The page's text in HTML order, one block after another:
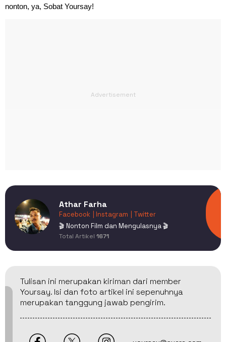
nonton, ya, Sobat Yoursay!
Athar Farha
Facebook | Instagram
| Twitter
🎬 Nonton Film dan Mengulasnya 🎬
Total Artikel 1671
Tulisan ini merupakan kiriman dari member
Yoursay. Isi dan foto artikel ini sepenuhnya
merupakan tanggung jawab pengirim.